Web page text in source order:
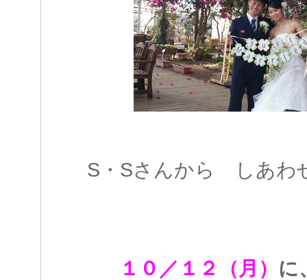
S・Sさんから しあわ
１０／１２（月） に